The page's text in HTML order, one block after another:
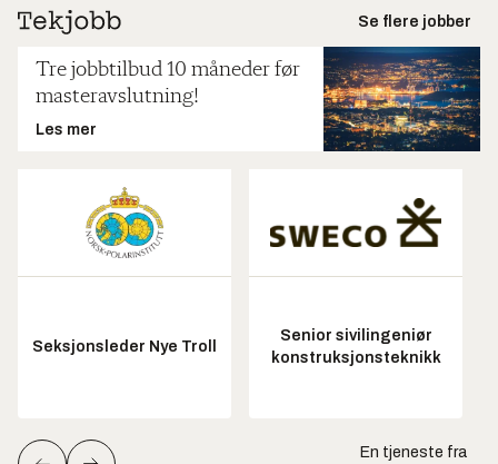
Se flere jobber
Tre jobbtilbud 10 måneder før
masteravslutning!
Les mer
Seksjonsleder Nye Troll
Senior sivilingeniør
konstruksjonsteknikk
En tjeneste fra